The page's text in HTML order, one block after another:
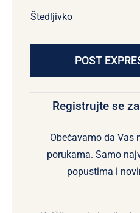
Štedljivko
POST
Registrujte se
Obećavamo da Vas
porukama. Samo
popustima i